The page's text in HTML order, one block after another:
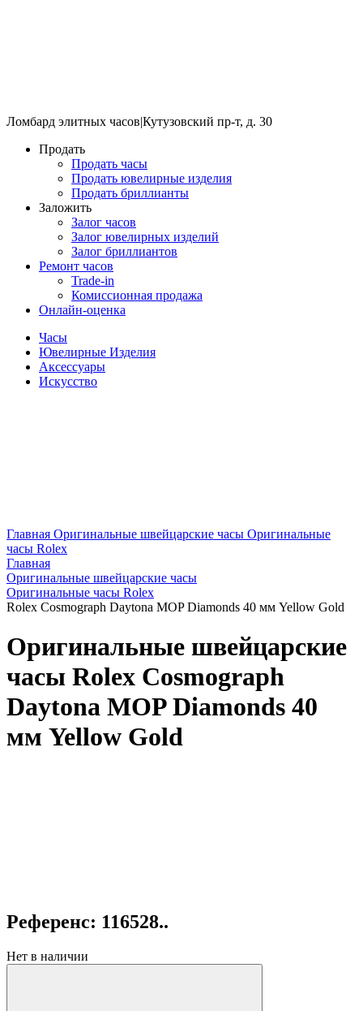
Ломбард элитных часов|Кутузовский пр-т, д. 30
Продать
Продать часы
Продать ювелирные изделия
Продать бриллианты
Заложить
Залог часов
Залог ювелирных изделий
Залог бриллиантов
Ремонт часов
Trade-in
Комиссионная продажа
Онлайн-оценка
Часы
Ювелирные Изделия
Аксессуары
Искусство
Главная Оригинальные швейцарские часы Оригинальные
часы Rolex
Главная
Оригинальные швейцарские часы
Оригинальные часы Rolex
Rolex Cosmograph Daytona MOP Diamonds 40 мм Yellow Gold
Оригинальные швейцарские
часы Rolex Cosmograph
Daytona MOP Diamonds 40
мм Yellow Gold
Референс: 116528..
Нет в наличии